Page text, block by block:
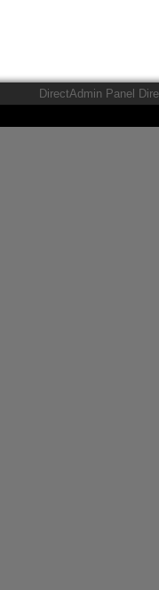
DirectAdmin Panel